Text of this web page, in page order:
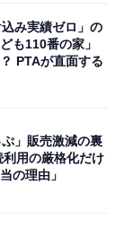
み実績ゼロ」の
も110番の家」
PTAが直面する
ぷ」販売激減の裏
利用の厳格化だけ
の理由」